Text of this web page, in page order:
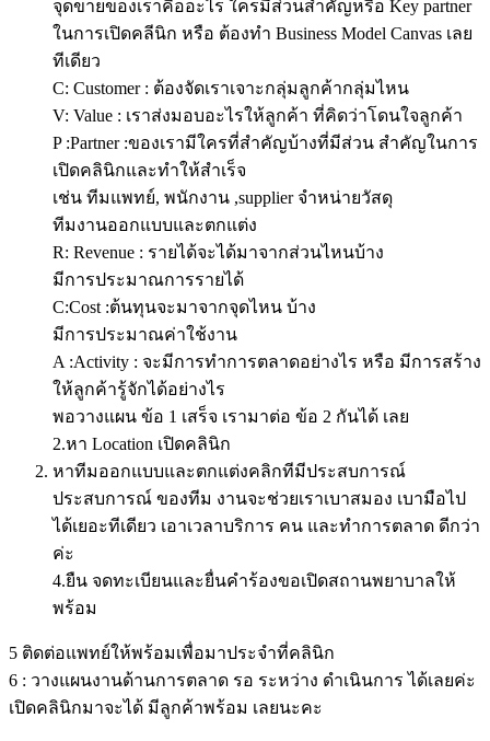
จุดขายของเราคืออะไร ใครมีส่วนสำคัญหรือ Key partner
ในการเปิดคลีนิก หรือ ต้องทำ Business Model Canvas เลย
ทีเดียว
C: Customer : ต้องจัดเราเจาะกลุ่มลูกค้ากลุ่มไหน
V: Value : เราส่งมอบอะไรให้ลูกค้า ที่คิดว่าโดนใจลูกค้า
P :Partner :ของเรามีใครที่สำคัญบ้างที่มีส่วน สำคัญในการ
เปิดคลินิกและทำให้สำเร็จ
เช่น ทีมแพทย์, พนักงาน ,supplier จำหน่ายวัสดุ
ทีมงานออกแบบและตกแต่ง
R: Revenue : รายได้จะได้มาจากส่วนไหนบ้าง
มีการประมาณการรายได้
C:Cost :ต้นทุนจะมาจากจุดไหน บ้าง
มีการประมาณค่าใช้งาน
A :Activity : จะมีการทำการตลาดอย่างไร หรือ มีการสร้าง
ให้ลูกค้ารู้จักได้อย่างไร
พอวางแผน ข้อ 1 เสร็จ เรามาต่อ ข้อ 2 กันได้ เลย
2.หา Location เปิดคลินิก
หาทีมออกแบบและตกแต่งคลิกทีมีประสบการณ์
ประสบการณ์ ของทีม งานจะช่วยเราเบาสมอง เบามือไป
ได้เยอะทีเดียว เอาเวลาบริการ คน และทำการตลาด ดีกว่า
ค่ะ
4.ยืน จดทะเบียนและยื่นคำร้องขอเปิดสถานพยาบาลให้
พร้อม
5 ติดต่อแพทย์ให้พร้อมเพื่อมาประจำที่คลินิก
6 : วางแผนงานด้านการตลาด รอ ระหว่าง ดำเนินการ ได้เลยค่ะ
เปิดคลินิกมาจะได้ มีลูกค้าพร้อม เลยนะคะ